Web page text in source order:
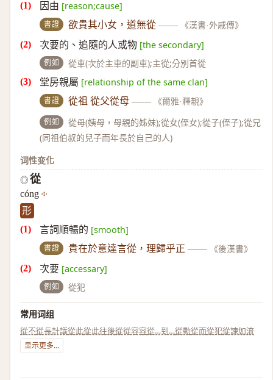
因由 [reason;cause]
書證 欲貴其小女，道無從 —— 《漢書·外戚傳》
次要的、追隨的人或物 [the secondary]
例如 從車(次於主車的副車);主從;分別首從
堂房親屬 [relationship of the same clan]
書證 從祖 從父從母 —— 《爾雅·釋親》
例如
從母(姨母，母親的姊妹);從女(侄女);從子(侄子);從兄
(同祖伯叔的兒子而年長於自己的人)
词性变化
◎ 從
cóng
形
言詞順暢的 [smooth]
書證 貴在於意達言從，理歸乎正 —— 《後漢書》
次要 [accessary]
例如 從犯
常用词组
從不從長計議從此從此往後從從容容從…到…從動從而從犯從諫如流
显示更多...